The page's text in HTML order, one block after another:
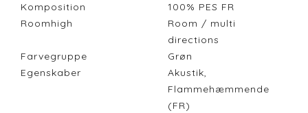
Komposition
100% PES FR
Roomhigh
Room / multi
directions
Farvegruppe
Grøn
Egenskaber
Akustik,
Flammehæmmende
(FR)